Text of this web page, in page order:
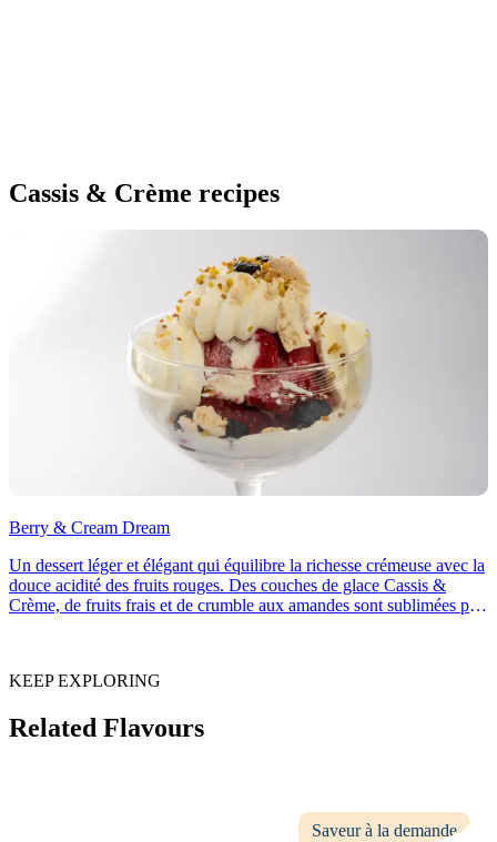
Cassis & Crème recipes
Berry & Cream Dream
Un dessert léger et élégant qui équilibre la richesse crémeuse avec la
douce acidité des fruits rouges. Des couches de glace Cassis &
Crème, de fruits frais et de crumble aux amandes sont sublimées par
KEEP EXPLORING
Related Flavours
Saveur à la demande